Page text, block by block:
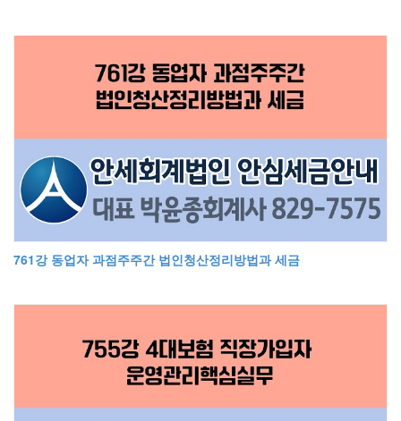
761강 동업자 과점주주간 법인청산정리방법과 세금